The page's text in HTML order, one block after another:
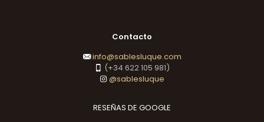
Contacto
info@sablesluque.com
(+34 622 105 981)
@sablesluque
RESEÑAS DE GOOGLE